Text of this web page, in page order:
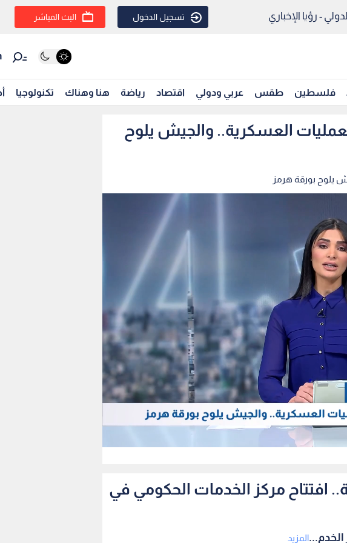
- رؤيا الإخباري تسجيل الدخول البث المباشر
فلسطين طقس عربي ودولي اقتصاد رياضة هنا وهناك تكنولوجيا
العسكرية.. والجيش يلوح
يلوح بورقة هرمز
من 29 مؤسسة.. افتتاح مركز الخدمات الحكومي في
المزيد